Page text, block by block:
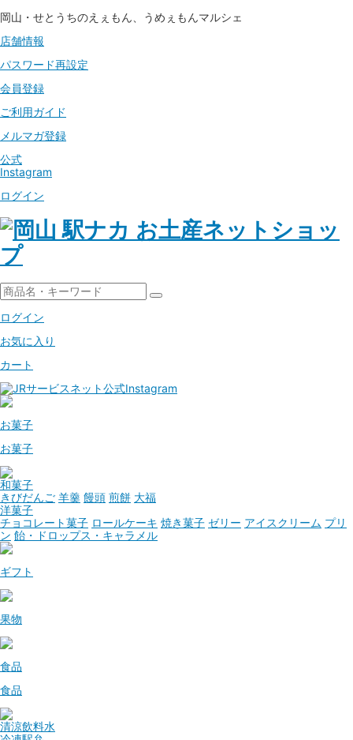
岡山・せとうちのえぇもん、うめぇもんマルシェ
店舗情報
パスワード再設定
会員登録
ご利用ガイド
メルマガ登録
公式
Instagram
ログイン
ログイン
お気に入り
カート
お菓子
お菓子
和菓子
きびだんご 羊羹 饅頭 煎餅 大福
洋菓子
チョコレート菓子 ロールケーキ 焼き菓子 ゼリー アイスクリーム プリ
ン 飴・ドロップス・キャラメル
ギフト
果物
食品
食品
清涼飲料水